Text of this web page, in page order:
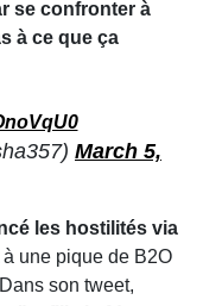
se confronter à
à ce que ça
March 5,
les hostilités via
une pique de B2O
son tweet,